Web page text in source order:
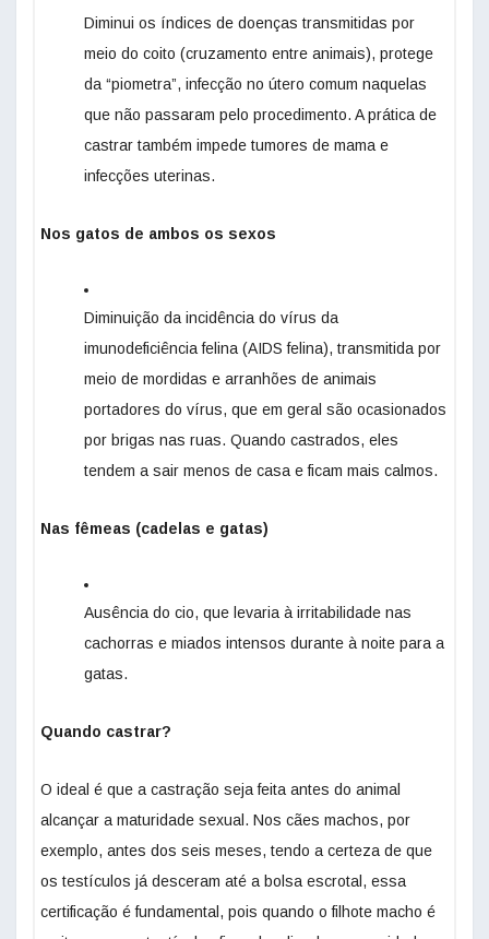
Diminui os índices de doenças transmitidas por
meio do coito (cruzamento entre animais), protege
da “piometra”, infecção no útero comum naquelas
que não passaram pelo procedimento. A prática de
castrar também impede tumores de mama e
infecções uterinas.
Nos gatos de ambos os sexos
Diminuição da incidência do vírus da
imunodeficiência felina (AIDS felina), transmitida por
meio de mordidas e arranhões de animais
portadores do vírus, que em geral são ocasionados
por brigas nas ruas. Quando castrados, eles
tendem a sair menos de casa e ficam mais calmos.
Nas fêmeas (cadelas e gatas)
Ausência do cio, que levaria à irritabilidade nas
cachorras e miados intensos durante à noite para a
gatas.
Quando castrar?
O ideal é que a castração seja feita antes do animal
alcançar a maturidade sexual. Nos cães machos, por
exemplo, antes dos seis meses, tendo a certeza de que
os testículos já desceram até a bolsa escrotal, essa
certificação é fundamental, pois quando o filhote macho é